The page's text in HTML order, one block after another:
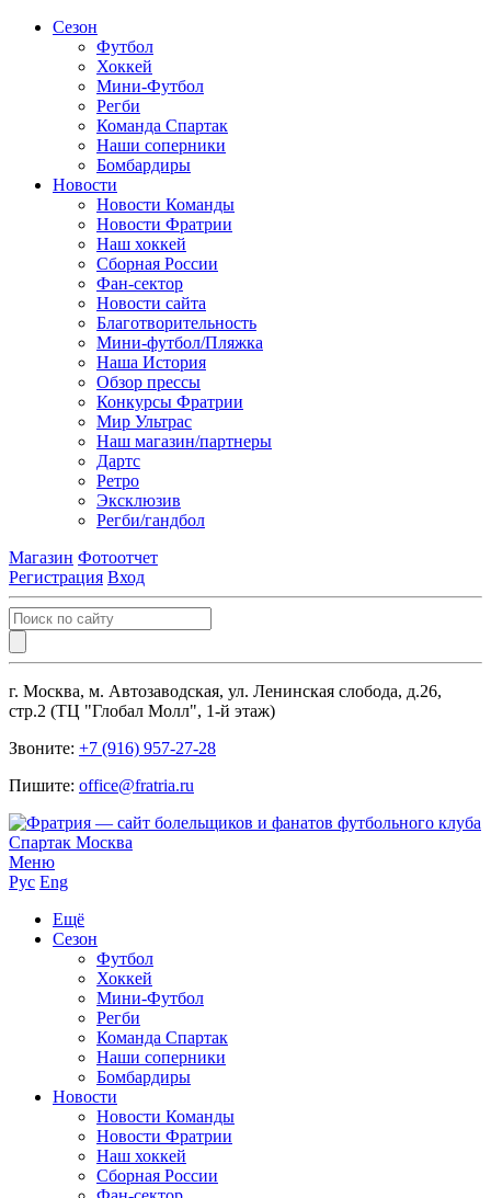
Сезон
Футбол
Хоккей
Мини-Футбол
Регби
Команда Спартак
Наши соперники
Бомбардиры
Новости
Новости Команды
Новости Фратрии
Наш хоккей
Сборная России
Фан-cектор
Новости сайта
Благотворительность
Мини-футбол/Пляжка
Наша История
Обзор прессы
Конкурсы Фратрии
Мир Ультрас
Наш магазин/партнеры
Дартс
Ретро
Эксклюзив
Регби/гандбол
Магазин Фотоотчет
Регистрация Вход
г. Москва, м. Автозаводская, ул. Ленинская слобода, д.26,
стр.2 (ТЦ "Глобал Молл", 1-й этаж)
Звоните: +7 (916) 957-27-28
Пишите: office@fratria.ru
Меню
Рус Eng
Ещё
Сезон
Футбол
Хоккей
Мини-Футбол
Регби
Команда Спартак
Наши соперники
Бомбардиры
Новости
Новости Команды
Новости Фратрии
Наш хоккей
Сборная России